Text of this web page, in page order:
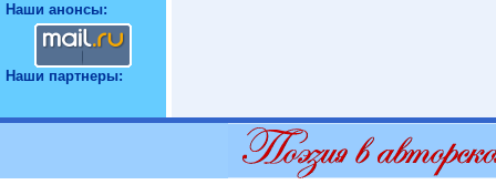
Наши анонсы:
Наши партнеры: